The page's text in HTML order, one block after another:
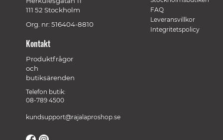
111 52 Stockholm
Org. nr: 516404-8810
Kontakt
Produktfrågor
och
butiksärenden
Telefon butik:
08-789 4500
kundsupport@rajalaproshop.se
FAQ
Leveransvillkor
Integritetspolicy